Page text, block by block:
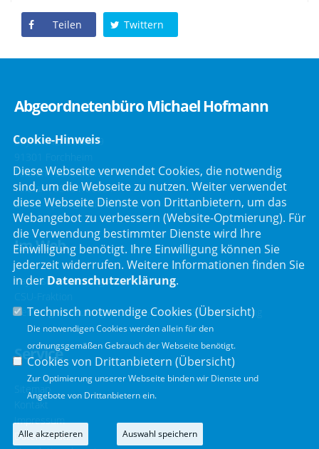
Teilen Twittern
Abgeordnetenbüro Michael Hofmann
Bayreuther Straße 9
Telefon :09191/2121
Telefax : 09191/80051
E-Mail :post@mdl-hofmann.de
Im Web
Bayerischer Landtag
Der Bürgerbeauftragte der Bayerischen Staatsregierung
Service
Sitemap
Kontakt
Impressum
Datenschutz
Cookie-Hinweis
Diese Webseite verwendet Cookies, die notwendig
sind, um die Webseite zu nutzen. Weiter verwendet
diese Webseite Dienste von Drittanbietern, um das
Webangebot zu verbessern (Website-Optmierung). Für
die Verwendung bestimmter Dienste wird Ihre
Einwilligung benötigt. Ihre Einwilligung können Sie
jederzeit widerrufen. Weitere Informationen finden Sie
in der Datenschutzerklärung.
Technisch notwendige Cookies (Übersicht)
Die notwendigen Cookies werden allein für den
ordnungsgemäßen Gebrauch der Webseite benötigt.
Cookies von Drittanbietern (Übersicht)
Zur Optimierung unserer Webseite binden wir Dienste und
Angebote von Drittanbietern ein.
Alle akzeptieren Auswahl speichern